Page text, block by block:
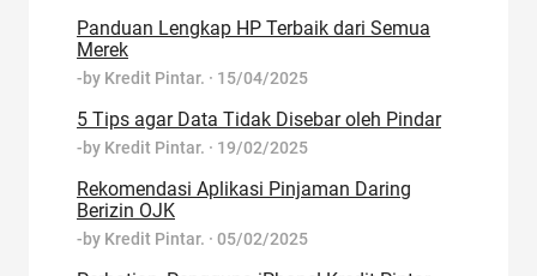
Panduan Lengkap HP Terbaik dari Semua
Merek
-by Kredit Pintar. · 15/04/2025
5 Tips agar Data Tidak Disebar oleh Pindar
-by Kredit Pintar. · 19/02/2025
Rekomendasi Aplikasi Pinjaman Daring
Berizin OJK
-by Kredit Pintar. · 05/02/2025